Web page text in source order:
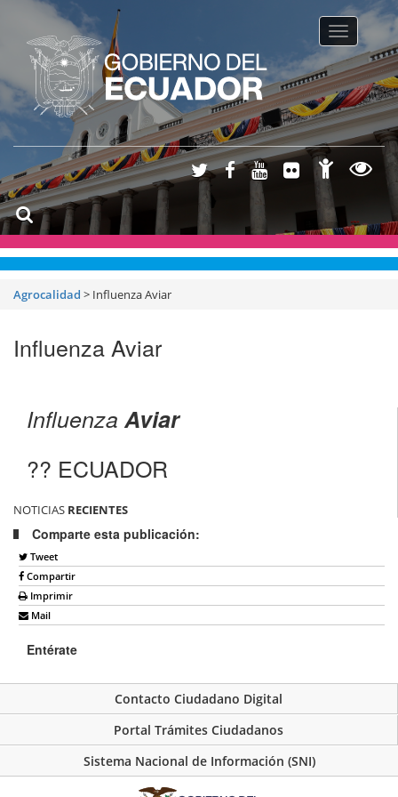
Toggle
Agrocalidad > Influenza Aviar
Influenza Aviar
InfluenzaAviar
?? ECUADOR
NOTICIAS RECIENTES
Comparte esta publicación:
Tweet
Compartir
Imprimir
Mail
Entérate
Contacto Ciudadano Digital
Portal Trámites Ciudadanos
Sistema Nacional de Información (SNI)